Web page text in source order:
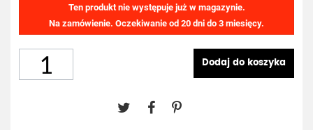
Ten produkt nie występuje już w magazynie.
Na zamówienie. Oczekiwanie od 20 dni do 3 miesięcy.
Dodaj do koszyka